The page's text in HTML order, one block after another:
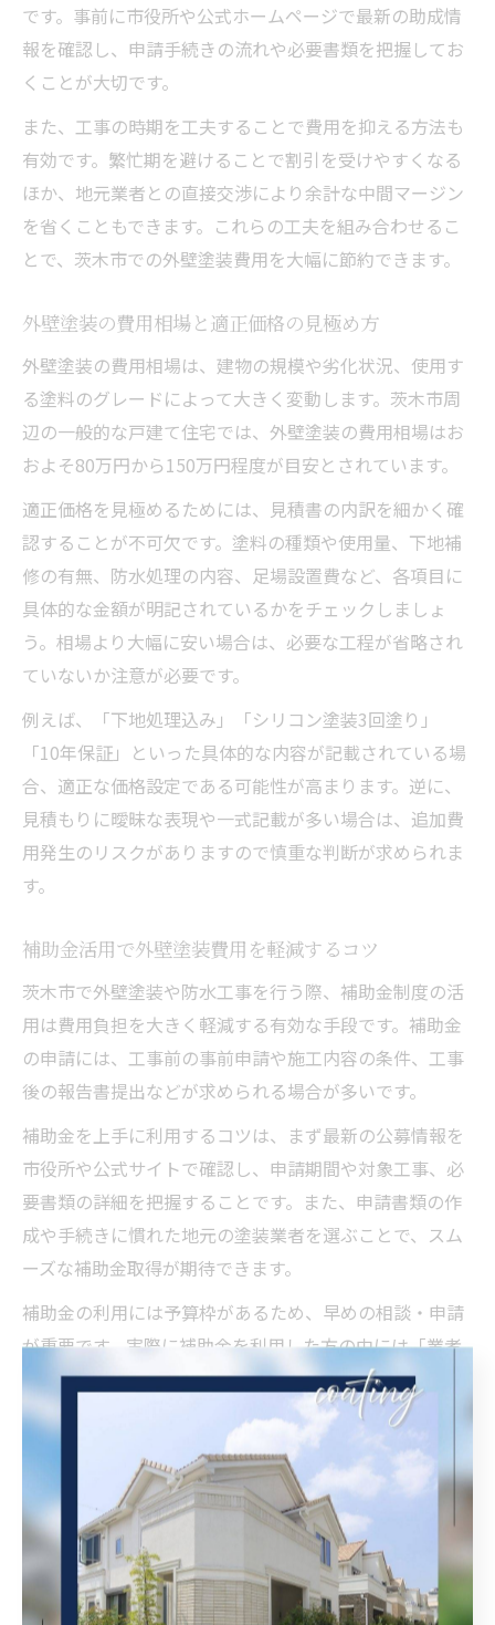
です。事前に市役所や公式ホームページで最新の助成情
報を確認し、申請手続きの流れや必要書類を把握してお
くことが大切です。
また、工事の時期を工夫することで費用を抑える方法も
有効です。繁忙期を避けることで割引を受けやすくなる
ほか、地元業者との直接交渉により余計な中間マージン
を省くこともできます。これらの工夫を組み合わせるこ
とで、茨木市での外壁塗装費用を大幅に節約できます。
外壁塗装の費用相場と適正価格の見極め方
外壁塗装の費用相場は、建物の規模や劣化状況、使用す
る塗料のグレードによって大きく変動します。茨木市周
辺の一般的な戸建て住宅では、外壁塗装の費用相場はお
およそ80万円から150万円程度が目安とされています。
適正価格を見極めるためには、見積書の内訳を細かく確
認することが不可欠です。塗料の種類や使用量、下地補
修の有無、防水処理の内容、足場設置費など、各項目に
具体的な金額が明記されているかをチェックしましょ
う。相場より大幅に安い場合は、必要な工程が省略され
ていないか注意が必要です。
例えば、「下地処理込み」「シリコン塗装3回塗り」
「10年保証」といった具体的な内容が記載されている場
合、適正な価格設定である可能性が高まります。逆に、
見積もりに曖昧な表現や一式記載が多い場合は、追加費
用発生のリスクがありますので慎重な判断が求められま
す。
補助金活用で外壁塗装費用を軽減するコツ
茨木市で外壁塗装や防水工事を行う際、補助金制度の活
用は費用負担を大きく軽減する有効な手段です。補助金
の申請には、工事前の事前申請や施工内容の条件、工事
後の報告書提出などが求められる場合が多いです。
補助金を上手に利用するコツは、まず最新の公募情報を
市役所や公式サイトで確認し、申請期間や対象工事、必
要書類の詳細を把握することです。また、申請書類の作
成や手続きに慣れた地元の塗装業者を選ぶことで、スム
ーズな補助金取得が期待できます。
補助金の利用には予算枠があるため、早めの相談・申請
が重要です。実際に補助金を利用した方の中には「業者
のアドバイスで申請がスムーズに進んだ」「補助金で自
己負担が半額近くになった」といった実例もあります。
計画的な情報収集と専門業者の協力が、賢い費用軽減の
鍵となります。
外壁塗装費用を抑える業者選びのチェックポイント
外壁塗装や防水工事の費用を抑えるには、信頼できる業
者選びが最重要です。茨木市には地域密着型の塗装業者